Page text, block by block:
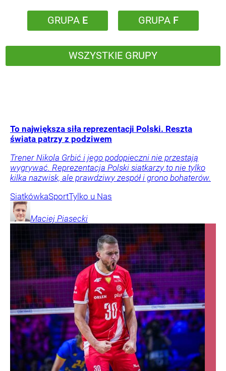
GRUPA E GRUPA F
WSZYSTKIE GRUPY
To największa siła reprezentacji Polski. Reszta
świata patrzy z podziwem
Trener Nikola Grbić i jego podopieczni nie przestają
wygrywać. Reprezentacja Polski siatkarzy to nie tylko
kilka nazwisk, ale prawdziwy zespół i grono bohaterów.
SiatkówkaSportTylko u Nas
Maciej Piasecki